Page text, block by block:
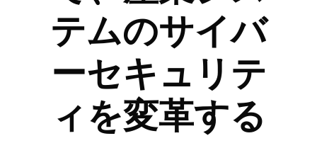
テムのサイバ
ーセキュリテ
ィを変革する